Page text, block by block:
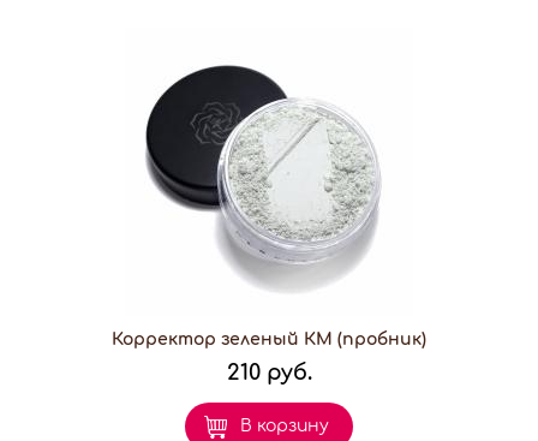
Корректор зеленый КМ (пробник)
210 руб.
В корзину